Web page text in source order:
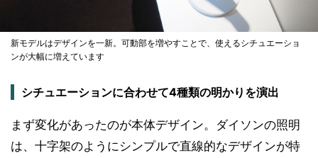
新モデルはデザインを一新。可動部を増やすことで、使えるシチュエーショ
ンが大幅に増えています
シチュエーションに合わせて4種類の明かりを演出
まず変化があったのが本体デザイン。ダイソンの照明
は、十字架のようにシンプルで直線的なデザインが特